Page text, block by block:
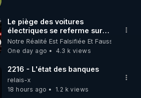
l’application de méditation et
:
https://www.envol.app/code
Le piège des voitures
électriques se referme sur
les usagers !
Notre Réalité Est Falsifiée Et Fausse
One day ago
4.3 k views
2216 - L'état des banques
relais-x
18 hours ago
1.2 k views